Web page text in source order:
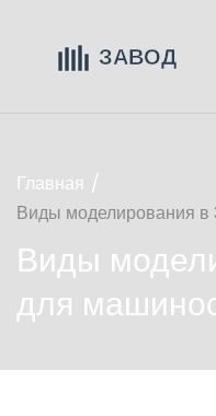
Главная
Виды моделирования
Виды
для